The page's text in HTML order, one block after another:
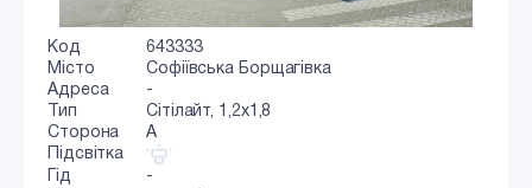
Код
643333
Місто
Софіївська Борщагівка
Адреса
-
Тип
Сiтiлайт, 1,2x1,8
Сторона
A
Підсвітка
Гід
-